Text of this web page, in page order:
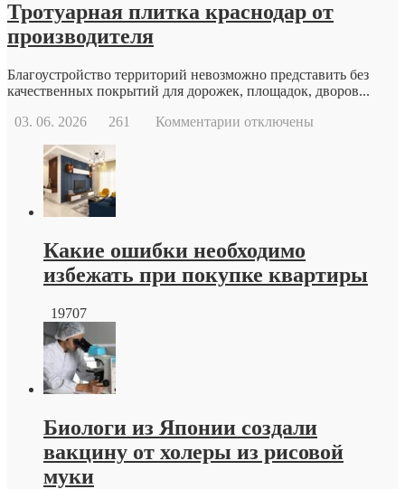
Тротуарная плитка краснодар от
производителя
Благоустройство территорий невозможно представить без
качественных покрытий для дорожек, площадок, дворов...
03. 06. 2026
261 Комментарии котключены
Какие ошибки необходимо
избежать при покупке квартиры
19707
Биологи из Японии создали
вакцину от холеры из рисовой
муки